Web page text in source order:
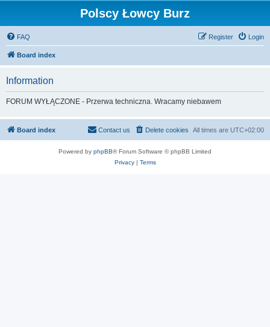
Polscy Łowcy Burz
FAQ Login
Register
Board index
Information
FORUM WYŁĄCZONE - Przerwa techniczna. Wracamy niebawem
Board index All times are UTC+02:00
Delete cookies
Contact us
Powered by phpBB® Forum Software © phpBB Limited
Privacy| Terms